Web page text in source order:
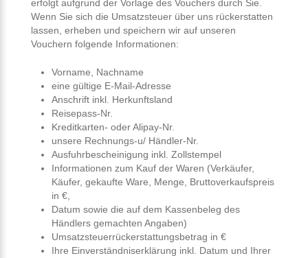
erfolgt aufgrund der Vorlage des Vouchers durch Sie.
Wenn Sie sich die Umsatzsteuer über uns rückerstatten
lassen, erheben und speichern wir auf unseren
Vouchern folgende Informationen:
Vorname, Nachname
eine gültige E-Mail-Adresse
Anschrift inkl. Herkunftsland
Reisepass-Nr.
Kreditkarten- oder Alipay-Nr.
unsere Rechnungs-u/ Händler-Nr.
Ausfuhrbescheinigung inkl. Zollstempel
Informationen zum Kauf der Waren (Verkäufer,
Käufer, gekaufte Ware, Menge, Bruttoverkaufspreis
in €,
Datum sowie die auf dem Kassenbeleg des
Händlers gemachten Angaben)
Umsatzsteuerrückerstattungsbetrag in €
Ihre Einverständniserklärung inkl. Datum und Ihrer